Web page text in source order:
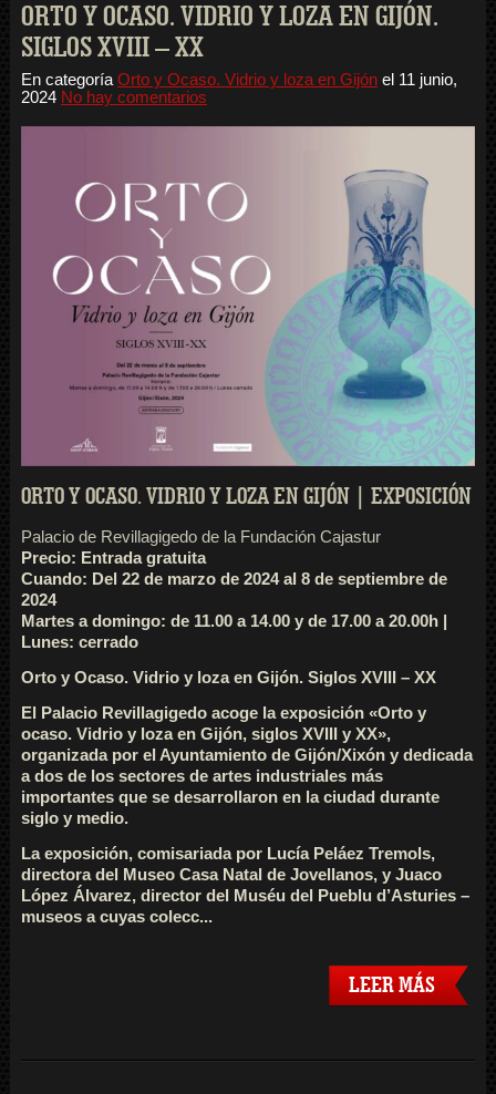
ORTO Y OCASO. VIDRIO Y LOZA EN GIJÓN.
SIGLOS XVIII – XX
En categoría Orto y Ocaso. Vidrio y loza en Gijónel 11 junio,
2024 No hay comentarios
ORTO Y OCASO. VIDRIO Y LOZA EN GIJÓN | EXPOSICIÓN
Palacio de Revillagigedo de la Fundación Cajastur
Precio: Entrada gratuita
Cuando: Del 22 de marzo de 2024 al 8 de septiembre de
2024
Martes a domingo: de 11.00 a 14.00 y de 17.00 a 20.00h |
Lunes: cerrado
Orto y Ocaso. Vidrio y loza en Gijón. Siglos XVIII – XX
El Palacio Revillagigedo acoge la exposición «Orto y
ocaso. Vidrio y loza en Gijón, siglos XVIII y XX»,
organizada por el Ayuntamiento de Gijón/Xixón y dedicada
a dos de los sectores de artes industriales más
importantes que se desarrollaron en la ciudad durante
siglo y medio.
La exposición, comisariada por Lucía Peláez Tremols,
directora del Museo Casa Natal de Jovellanos, y Juaco
López Álvarez, director del Muséu del Pueblu d’Asturies –
museos a cuyas colecc...
LEER MÁS